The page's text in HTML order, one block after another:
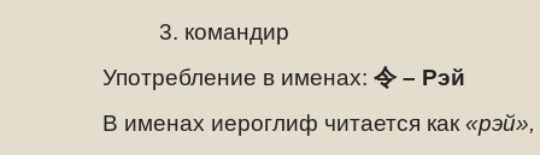
3. командир
Употребление в именах: 令 – Рэй
В именах иероглиф читается как